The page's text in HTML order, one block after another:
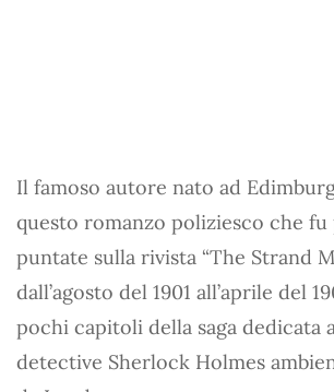
Il famoso autore nato ad
questo romanzo poliziesco che fu
puntate sulla rivista “The Strand
dall’agosto del 1901 all’aprile del
pochi capitoli della saga dedicata
detective Sherlock Holmes